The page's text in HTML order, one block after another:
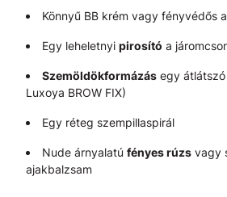
Könnyű BB krém vagy fényvédős
Egy leheletnyi pirosító a
Szemöldökformázás egy
Luxoya BROW FIX)
Egy réteg szempillaspirál
Nude árnyalatú fényes rúzs vagy
ajakbalzsam